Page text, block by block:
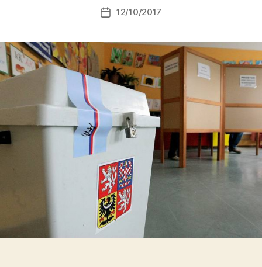
Autor
příspěvku
a
o
Datum
12/10/2017